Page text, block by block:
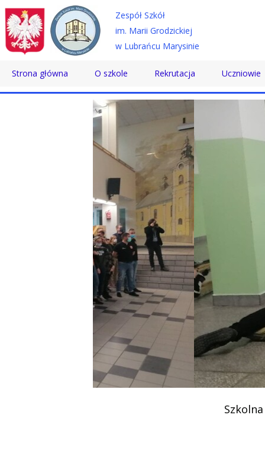
Strona główna O szkole
Historia
Dyrektor
Nauczyciele
Pracownicy
Absolwenci
Certyfikaty
Podziękowania
Programy
Porozumienia
Rekrutacja
Technikum
Szkoła Branżowa
Szkoła Policealna
Uczniowie
Samorząd
Zespół Szkół
im. Marii Grodzickiej
w Lubrańcu Marysinie